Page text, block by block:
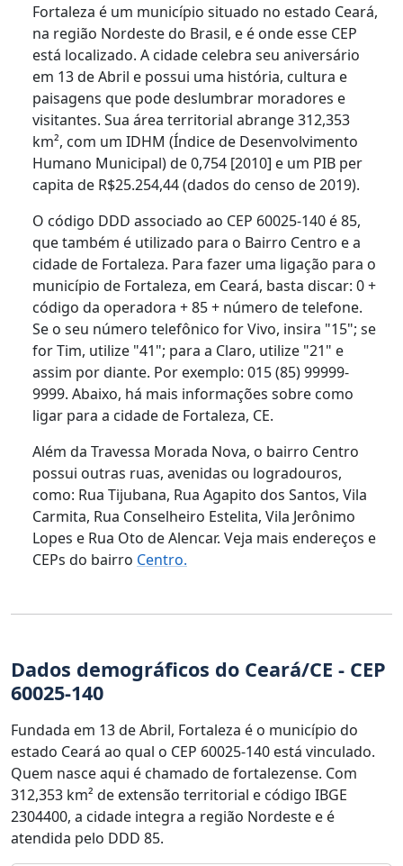
Fortaleza é um município situado no estado Ceará,
na região Nordeste do Brasil, e é onde esse CEP
está localizado. A cidade celebra seu aniversário
em 13 de Abril e possui uma história, cultura e
paisagens que pode deslumbrar moradores e
visitantes. Sua área territorial abrange 312,353
km², com um IDHM (Índice de Desenvolvimento
Humano Municipal) de 0,754 [2010] e um PIB per
capita de R$25.254,44 (dados do censo de 2019).
O código DDD associado ao CEP 60025-140 é 85,
que também é utilizado para o Bairro Centro e a
cidade de Fortaleza. Para fazer uma ligação para o
município de Fortaleza, em Ceará, basta discar: 0 +
código da operadora + 85 + número de telefone.
Se o seu número telefônico for Vivo, insira "15"; se
for Tim, utilize "41"; para a Claro, utilize "21" e
assim por diante. Por exemplo: 015 (85) 99999-
9999. Abaixo, há mais informações sobre como
ligar para a cidade de Fortaleza, CE.
Além da Travessa Morada Nova, o bairro Centro
possui outras ruas, avenidas ou logradouros,
como: Rua Tijubana, Rua Agapito dos Santos, Vila
Carmita, Rua Conselheiro Estelita, Vila Jerônimo
Lopes e Rua Oto de Alencar. Veja mais endereços e
CEPs do bairro Centro.
Dados demográficos do Ceará/CE - CEP
60025-140
Fundada em 13 de Abril, Fortaleza é o município do
estado Ceará ao qual o CEP 60025-140 está vinculado.
Quem nasce aqui é chamado de fortalezense. Com
312,353 km² de extensão territorial e código IBGE
2304400, a cidade integra a região Nordeste e é
atendida pelo DDD 85.